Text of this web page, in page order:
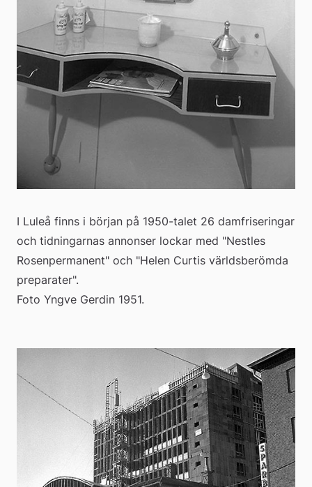
I Luleå finns i början på 1950-talet 26 damfriseringar
och tidningarnas annonser lockar med "Nestles
Rosenpermanent" och "Helen Curtis världsberömda
preparater".
Foto Yngve Gerdin 1951.